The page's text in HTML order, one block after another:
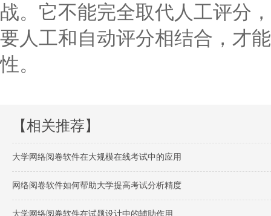
战。它不能完全取代人工评分
要人工和自动评分相结合，才
性。
【相关推荐】
大学网络阅卷软件在大规模在线考试中的应用
网络阅卷软件如何帮助大学提高考试分析精度
大学网络阅卷软件在试题设计中的辅助作用